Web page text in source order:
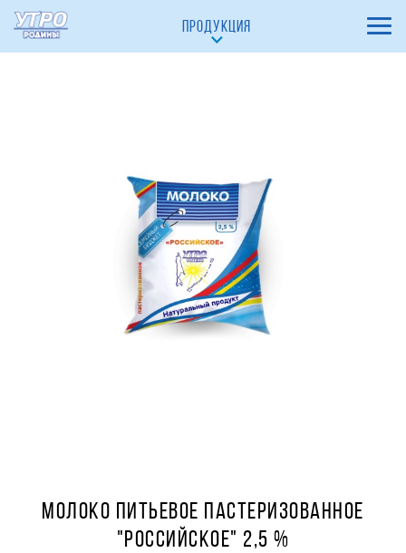
ПРОДУКЦИЯ
Сыр Плавленый
«СЕМЕЙНОЕ» 2,5 %
МОЛОКО ЦЕЛЬНОЕ ПАСТЕРИЗОВАННОЕ «ОТБОРНОЕ»
КЕФИР ОТБОРНЫЙ 3,4 % - 4,2 %
ЙОГУРТ С КУСОЧКАМИ ЯГОД «КЛУБНИКА»
ЙОГУРТ С КУСОЧКАМИ ЯГОД "ВИШНЯ"
ЙОГУРТ "БАНАН-ПЕЧЕНЬЕ"
МОЛОКО ПИТЬЕВОЕ ПАСТЕРИЗОВАННОЕ
"РОССИЙСКОЕ" 2,5 %
МОЛОКО ПИТЬЕВОЕ ПАСТЕРИЗОВАННОЕ
МОЛОКО ПИТЬЕВОЕ ПАСТЕРИЗОВАННОЕ
"РОССИЙСКОЕ" 2,5 %